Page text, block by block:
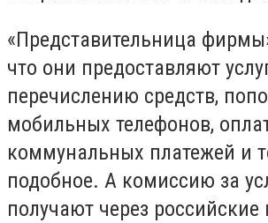
«Представительница
что они предоставляют
перечислению средств,
мобильных телефонов,
коммунальных платежей и
подобное. А комиссию за
получают через